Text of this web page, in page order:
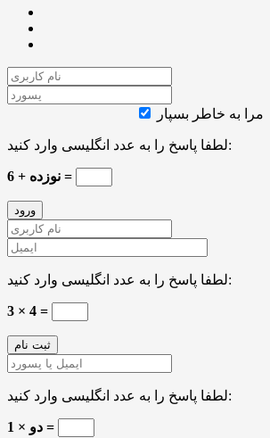
مرا به خاطر بسپار
لطفا پاسخ را به عدد انگلیسی وارد کنید:
6 + نوزده =
لطفا پاسخ را به عدد انگلیسی وارد کنید:
3 × 4 =
لطفا پاسخ را به عدد انگلیسی وارد کنید:
دو × 1 =